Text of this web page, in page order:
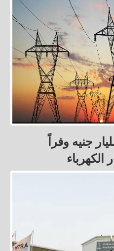
حكومي : 20 مليار جنيه وفراً
الكهرباء